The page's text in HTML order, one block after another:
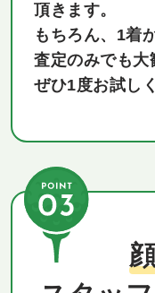
頂きます。
もちろん、1着
査定のみでも大
ぜひ1度お試し